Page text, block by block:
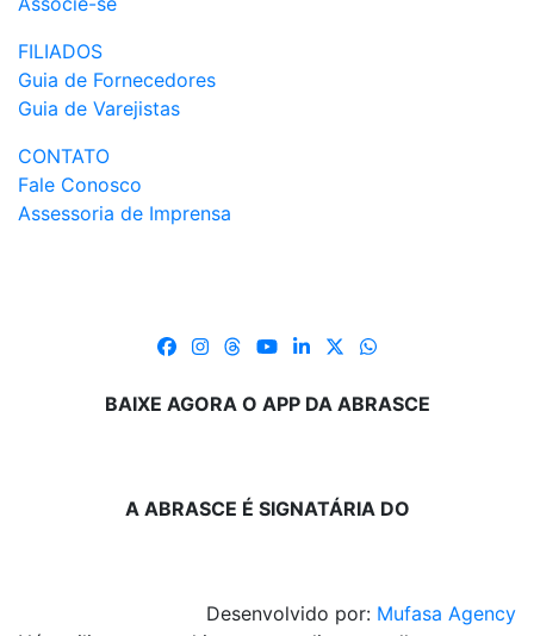
FILIADOS
Guia de Fornecedores
Guia de Varejistas
CONTATO
Fale Conosco
Assessoria de Imprensa
BAIXE AGORA O APP DA ABRASCE
A ABRASCE É SIGNATÁRIA DO
Desenvolvido por: Mufasa Agency